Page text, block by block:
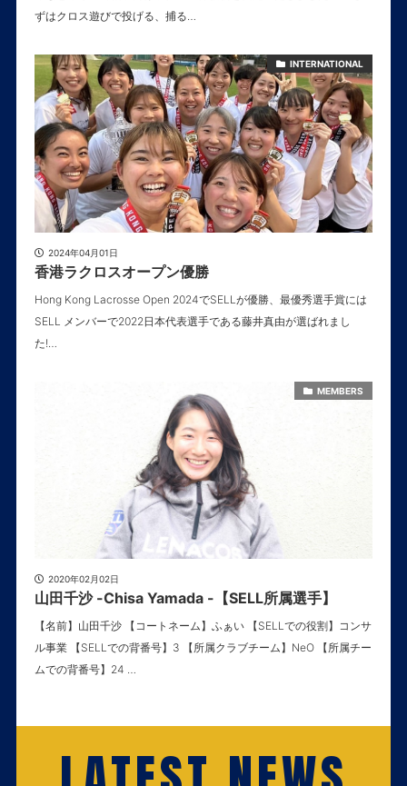
ずはクロス遊びで投げる、捕る…
INTERNATIONAL
2024年04月01日
香港ラクロスオープン優勝
Hong Kong Lacrosse Open 2024でSELLが優勝、最優秀選手賞には
SELL メンバーで2022日本代表選手である藤井真由が選ばれまし
た!…
MEMBERS
2020年02月02日
山田千沙 -Chisa Yamada -【SELL所属選手】
【名前】山田千沙 【コートネーム】ふぁい 【SELLでの役割】コンサ
ル事業 【SELLでの背番号】3 【所属クラブチーム】NeO 【所属チー
ムでの背番号】24 …